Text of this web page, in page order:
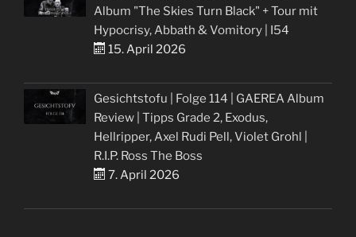
Album "The Skies Turn Black" + Tour mit
Hypocrisy, Abbath & Vomitory | I54
15. April 2026
Gesichtstofu | Folge 114 | GAEREA Album
Review | Tipps Grade 2, Exodus,
Hellripper, Axel Rudi Pell, Violet Grohl |
R.I.P. Ross The Boss
7. April 2026